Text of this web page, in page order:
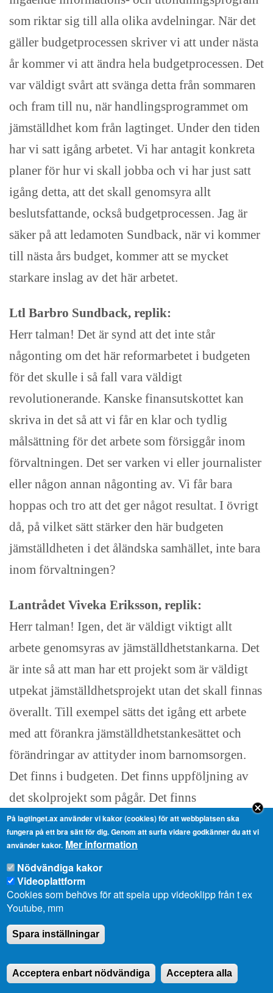
som riktar sig till alla olika avdelningar. När det
gäller budgetprocessen skriver vi att under nästa
år kommer vi att ändra hela budgetprocessen. Det
var väldigt svårt att svänga detta från sommaren
och fram till nu, när handlingsprogrammet om
jämställdhet kom från lagtinget. Under den tiden
har vi satt igång arbetet. Vi har antagit konkreta
planer för hur vi skall jobba och vi har just satt
igång detta, att det skall genomsyra allt
beslutsfattande, också budgetprocessen. Jag är
säker på att ledamoten Sundback, när vi kommer
till nästa års budget, kommer att se mycket
starkare inslag av det här arbetet.
Ltl Barbro Sundback, replik:
Herr talman! Det är synd att det inte står
någonting om det här reformarbetet i budgeten
för det skulle i så fall vara väldigt
revolutionerande. Kanske finansutskottet kan
skriva in det så att vi får en klar och tydlig
målsättning för det arbete som försiggår inom
förvaltningen. Det ser varken vi eller journalister
eller någon annan någonting av. Vi får bara
hoppas och tro att det ger något resultat. I övrigt
då, på vilket sätt stärker den här budgeten
jämställdheten i det åländska samhället, inte bara
inom förvaltningen?
Lantrådet Viveka Eriksson, replik:
Herr talman! Igen, det är väldigt viktigt allt
arbete genomsyras av jämställdhetstankarna. Det
är inte så att man har ett projekt som är väldigt
utpekat jämställdhetsprojekt utan det skall finnas
överallt. Till exempel sätts det igång ett arbete
med att förankra jämställdhetstankesättet och
förändringar av attityder inom barnomsorgen.
Det finns i budgeten. Det finns uppföljning av
det skolprojekt som pågår. Det finns
informationsarbetet som är igångsatt och som det
står i budgeten om. I enlighet med de riktlinjer
som finns i jämställdhetsprogrammet följer
landskapsregeringen de riktlinjer som också
lagtinget har omfattat i programmet. Vi skall
göra ett konkret handlingsprogram där vi mer
tydligt skriver hur vi skall jobba. Den planen är
gjord och nu jobbar vi efter den.
På lagtinget.ax använder vi kakor (cookies) för att webbplatsen ska
fungera på ett bra sätt för dig. Genom att surfa vidare godkänner du att vi
använder kakor. Mer information
Nödvändiga kakor
Videoplattform
Cookies som behövs för att spela upp videoklipp från t ex
Youtube, mm
Spara inställningar
Acceptera enbart nödvändiga Acceptera alla